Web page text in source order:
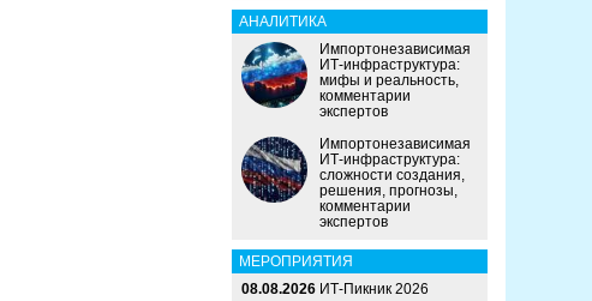
АНАЛИТИКА
Импортонезависимая
ИТ-инфраструктура:
мифы и реальность,
комментарии
экспертов
Импортонезависимая
ИТ-инфраструктура:
сложности создания,
решения, прогнозы,
комментарии
экспертов
МЕРОПРИЯТИЯ
08.08.2026 ИТ-Пикник 2026